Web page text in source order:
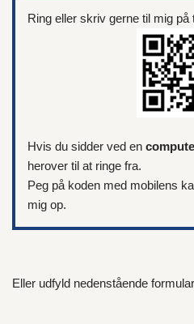
Ring eller skriv gerne til mig på
Hvis du sidder ved en
herover til at ringe fra.
Peg på koden med mobilens
mig op.
Eller udfyld nedenstående